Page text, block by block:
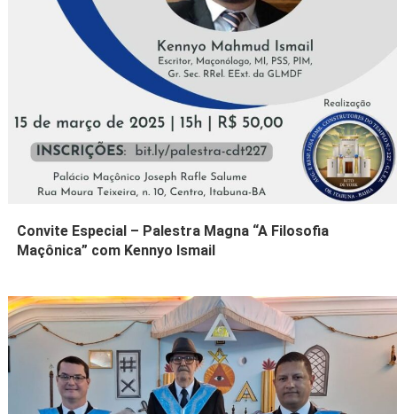
Convite Especial – Palestra Magna “A Filosofia
Maçônica” com Kennyo Ismail